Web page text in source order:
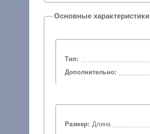
Основные характеристики
Тип:
Дополнительно:
Размер: Длина